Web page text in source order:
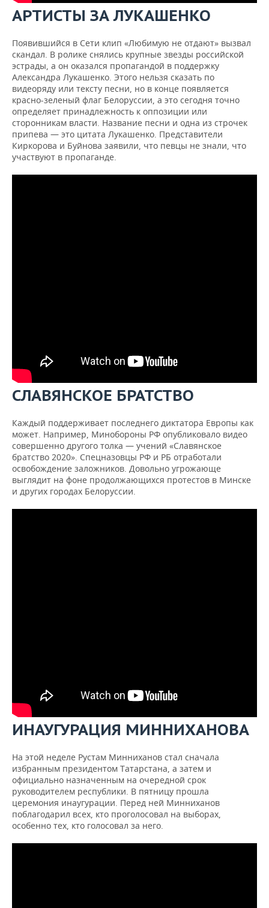
АРТИСТЫ ЗА ЛУКАШЕНКО
Появившийся в Сети клип «Любимую не отдают» вызвал
скандал. В ролике снялись крупные звезды российской
эстрады, а он оказался пропагандой в поддержку
Александра Лукашенко. Этого нельзя сказать по
видеоряду или тексту песни, но в конце появляется
красно-зеленый флаг Белоруссии, а это сегодня точно
определяет принадлежность к оппозиции или
сторонникам власти. Название песни и одна из строчек
припева — это цитата Лукашенко. Представители
Киркорова и Буйнова заявили, что певцы не знали, что
участвуют в пропаганде.
СЛАВЯНСКОЕ БРАТСТВО
Каждый поддерживает последнего диктатора Европы как
может. Например, Минобороны РФ опубликовало видео
совершенно другого толка — учений «Славянское
братство 2020». Спецназовцы РФ и РБ отработали
освобождение заложников. Довольно угрожающе
выглядит на фоне продолжающихся протестов в Минске
и других городах Белоруссии.
ИНАУГУРАЦИЯ МИННИХАНОВА
На этой неделе Рустам Минниханов стал сначала
избранным президентом Татарстана, а затем и
официально назначенным на очередной срок
руководителем республики. В пятницу прошла
церемония инаугурации. Перед ней Минниханов
поблагодарил всех, кто проголосовал на выборах,
особенно тех, кто голосовал за него.